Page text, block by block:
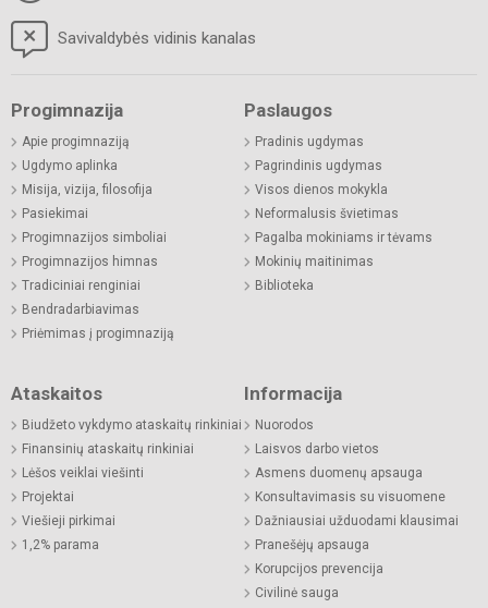
Savivaldybės vidinis kanalas
Progimnazija
Apie progimnaziją
Ugdymo aplinka
Misija, vizija, filosofija
Pasiekimai
Progimnazijos simboliai
Progimnazijos himnas
Tradiciniai renginiai
Bendradarbiavimas
Priėmimas į progimnaziją
Paslaugos
Pradinis ugdymas
Pagrindinis ugdymas
Visos dienos mokykla
Neformalusis švietimas
Pagalba mokiniams ir tėvams
Mokinių maitinimas
Biblioteka
Ataskaitos
Biudžeto vykdymo ataskaitų rinkiniai
Finansinių ataskaitų rinkiniai
Lėšos veiklai viešinti
Projektai
Viešieji pirkimai
1,2% parama
Informacija
Nuorodos
Laisvos darbo vietos
Asmens duomenų apsauga
Konsultavimasis su visuomene
Dažniausiai užduodami klausimai
Pranešėjų apsauga
Korupcijos prevencija
Civilinė sauga